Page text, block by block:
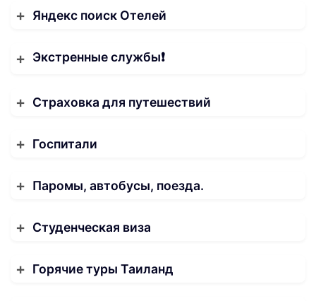
Яндекс поиск Отелей
Экстренные службы❗️
Страховка для путешествий
Госпитали
Паромы, автобусы, поезда.
Студенческая виза
Горячие туры Таиланд